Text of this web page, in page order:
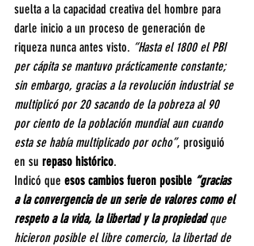
suelta a la capacidad creativa del hombre para
darle inicio a un proceso de generación de
riqueza nunca antes visto. “Hasta el 1800 el PBI
per cápita se mantuvo prácticamente constante;
sin embargo, gracias a la revolución industrial se
multiplicó por 20 sacando de la pobreza al 90
por ciento de la población mundial aun cuando
esta se había multiplicado por ocho”, prosiguió
en su repaso histórico.
Indicó que esos cambios fueron posible “gracias
a la convergencia de un serie de valores como el
respeto a la vida, la libertad y la propiedad que
hicieron posible el libre comercio, la libertad de